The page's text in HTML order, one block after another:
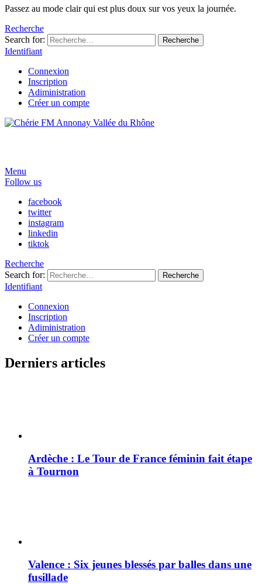
Passez au mode clair qui est plus doux sur vos yeux la journée.
Recherche
Search for:
Recherche
Identifiant
Connexion
Inscription
Adiministration
Créer un compte
Menu
Follow us
facebook
twitter
instagram
linkedin
tiktok
Recherche
Search for:
Recherche
Identifiant
Connexion
Inscription
Adiministration
Créer un compte
Derniers articles
Ardèche : Le Tour de France féminin fait étape
à Tournon
Valence : Six jeunes blessés par balles dans une
fusillade